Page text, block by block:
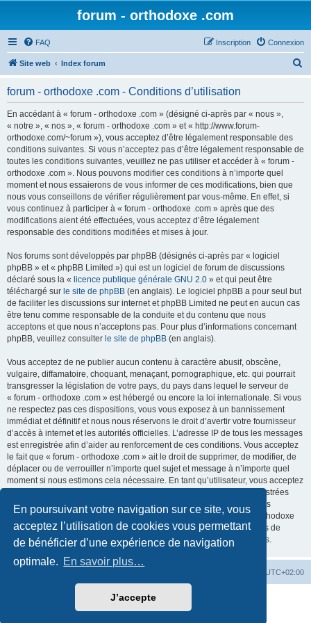
En poursuivant votre navigation sur ce site, vous
acceptez l’utilisation de cookies vous permettant
de bénéficier d’une expérience de navigation
optimale. En savoir plus…
J’accepte
forum - orthodoxe .com
FAQ Connexion
Inscription
Site web Index forum
forum - orthodoxe .com - Conditions d’utilisation
En accédant à « forum - orthodoxe .com » (désigné ci-après par « nous »,
« notre », « nos », « forum - orthodoxe .com » et « http://www.forum-
orthodoxe.com/~forum »), vous acceptez d’être légalement responsable des
conditions suivantes. Si vous n’acceptez pas d’être légalement responsable de
toutes les conditions suivantes, veuillez ne pas utiliser et accéder à « forum -
orthodoxe .com ». Nous pouvons modifier ces conditions à n’importe quel
moment et nous essaierons de vous informer de ces modifications, bien que
nous vous conseillons de vérifier régulièrement par vous-même. En effet, si
vous continuez à participer à « forum - orthodoxe .com » après que des
modifications aient été effectuées, vous acceptez d’être légalement
responsable des conditions modifiées et mises à jour.
Nos forums sont développés par phpBB (désignés ci-après par « logiciel
phpBB » et « phpBB Limited ») qui est un logiciel de forum de discussions
déclaré sous la « licence publique générale GNU 2.0 » et qui peut être
téléchargé sur le site de phpBB (en anglais). Le logiciel phpBB a pour seul but
de faciliter les discussions sur internet et phpBB Limited ne peut en aucun cas
être tenu comme responsable de la conduite et du contenu que nous
acceptons et que nous n’acceptons pas. Pour plus d’informations concernant
phpBB, veuillez consulter le site de phpBB (en anglais).
Vous acceptez de ne publier aucun contenu à caractère abusif, obscène,
vulgaire, diffamatoire, choquant, menaçant, pornographique, etc. qui pourrait
transgresser la législation de votre pays, du pays dans lequel le serveur de
« forum - orthodoxe .com » est hébergé ou encore la loi internationale. Si vous
ne respectez pas ces dispositions, vous vous exposez à un bannissement
immédiat et définitif et nous nous réservons le droit d’avertir votre fournisseur
d’accès à internet et les autorités officielles. L’adresse IP de tous les messages
est enregistrée afin d’aider au renforcement de ces conditions. Vous acceptez
le fait que « forum - orthodoxe .com » ait le droit de supprimer, de modifier, de
déplacer ou de verrouiller n’importe quel sujet et message à n’importe quel
moment si nous estimons cela nécessaire. En tant qu’utilisateur, vous acceptez
que toutes les informations que vous avez renseignées soient enregistrées
dans notre base de données. Bien que ces informations ne seront pas
diffusées à une tierce partie sans votre consentement, ni « forum - orthodoxe
.com », ni phpBB, ne pourront être tenus comme responsables en cas de
tentative de piratage informatique visant à compromettre vos données.
UTC+02:00
phpBB® Forum Software © phpBB Limited
©